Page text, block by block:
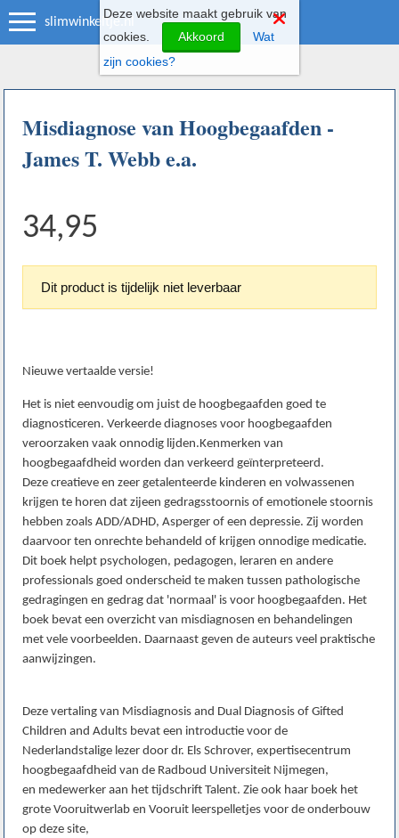
slimwinkeltje.nl
Misdiagnose van Hoogbegaafden -
James T. Webb e.a.
34,95
Dit product is tijdelijk niet leverbaar
Nieuwe vertaalde versie!
Het is niet eenvoudig om juist de hoogbegaafden goed te
diagnosticeren. Verkeerde diagnoses voor hoogbegaafden
veroorzaken vaak onnodig lijden.Kenmerken van
hoogbegaafdheid worden dan verkeerd geïnterpreteerd.
Deze creatieve en zeer getalenteerde kinderen en volwassenen
krijgen te horen dat zijeen gedragsstoornis of emotionele stoornis
hebben zoals ADD/ADHD, Asperger of een depressie. Zij worden
daarvoor ten onrechte behandeld of krijgen onnodige medicatie.
Dit boek helpt psychologen, pedagogen, leraren en andere
professionals goed onderscheid te maken tussen pathologische
gedragingen en gedrag dat 'normaal' is voor hoogbegaafden. Het
boek bevat een overzicht van misdiagnosen en behandelingen
met vele voorbeelden. Daarnaast geven de auteurs veel praktische
aanwijzingen.
Deze vertaling van Misdiagnosis and Dual Diagnosis of Gifted
Children and Adults bevat een introductie voor de
Nederlandstalige lezer door dr. Els Schrover, expertisecentrum
hoogbegaafdheid van de Radboud Universiteit Nijmegen,
en medewerker aan het tijdschrift Talent. Zie ook haar boek het
grote Vooruitwerlab en Vooruit leerspelletjes voor de onderbouw
op deze site,
Deze website maakt gebruik van
cookies.
Akkoord
Wat
zijn cookies?